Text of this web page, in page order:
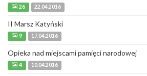
26 22.04.2016
II Marsz Katyński
9 17.04.2016
Opieka nad miejscami pamięci narodowej
4 10.04.2016